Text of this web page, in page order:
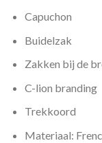
Capuchon
Buidelzak
Zakken bij de
C-lion branding
Trekkoord
Materiaal: